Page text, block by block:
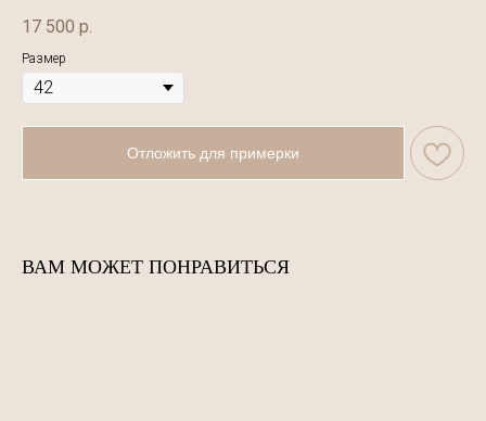
17 500 р.
Размер
Отложить для примерки
ВАМ МОЖЕТ ПОНРАВИТЬСЯ